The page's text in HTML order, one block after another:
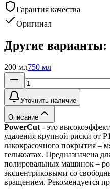
Гарантия качества
Оригинал
Другие варианты:
200 мл750 мл
Уточнить наличие
Описание
PowerCut - это
удаления крупной риски от
лакокрасочного покрытия –
гелькоатах. Предназначена
полировальных машинок –
эксцентриковыми со
вращением. Рекомендуется